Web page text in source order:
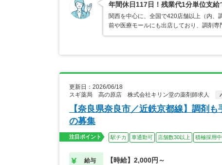
年間休日117日！残業代1分単位支給
関西を中心に、全国で420店舗以上（内、
前や医療モールにも出店しており、調剤
更新日：2026/06/18
スギ薬局 高の原店 株式会社キリン堂の薬剤師求人
【奈良県奈良市／近鉄京都線】調剤
の募集
注目ポイント 駅チカ 車通勤可 店舗数30以上 積極採用中
給与 【時給】2,000円～